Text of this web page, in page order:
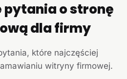
pytania o stronę
dla firmy
które najczęściej
witryny firmowej.